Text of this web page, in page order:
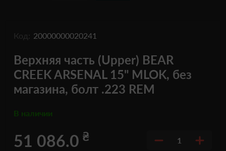
Код: 20000000020241
Верхняя часть (Upper) BEAR
CREEK ARSENAL 15" MLOK, без
магазина, болт .223 REM
В наличии
51 086.0 ₴ 1